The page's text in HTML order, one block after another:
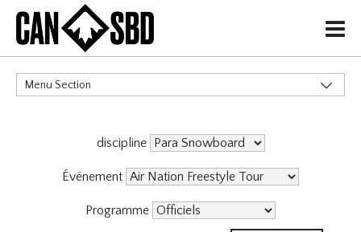
H
Menu Section
Événements & Compétitions
discipline
Événement
Programme